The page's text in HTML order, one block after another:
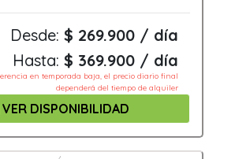
Desde: $ 269.900 / día
Hasta: $ 369.900 / día
en temporada baja, el precio diario final
dependerá del tiempo de alquiler
VER DISPONIBILIDAD